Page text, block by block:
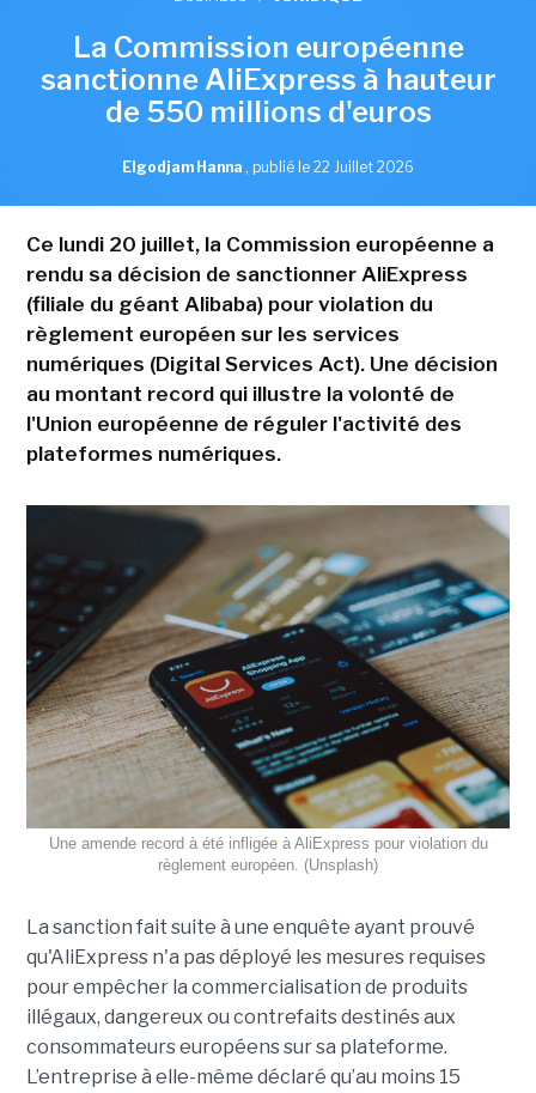
La Commission européenne
sanctionne AliExpress à hauteur
de 550 millions d'euros
Elgodjam Hanna , publié le 22 Juillet 2026
Ce lundi 20 juillet, la Commission européenne a
rendu sa décision de sanctionner AliExpress
(filiale du géant Alibaba) pour violation du
règlement européen sur les services
numériques (Digital Services Act). Une décision
au montant record qui illustre la volonté de
l'Union européenne de réguler l'activité des
plateformes numériques.
Une amende record à été infligée à AliExpress pour violation du
règlement européen. (Unsplash)
La sanction fait suite à une enquête ayant prouvé
qu'AliExpress n'a pas déployé les mesures requises
pour empêcher la commercialisation de produits
illégaux, dangereux ou contrefaits destinés aux
consommateurs européens sur sa plateforme.
L’entreprise à elle-même déclaré qu’au moins 15